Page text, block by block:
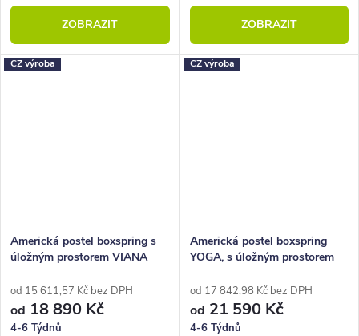
ZOBRAZIT ZOBRAZIT
CZ výroba
Americká postel boxspring s
úložným prostorem VIANA
od 15 611,57 Kč bez DPH
od 18 890 Kč
4-6 Týdnů
CZ výroba
Americká postel boxspring
YOGA, s úložným prostorem
od 17 842,98 Kč bez DPH
od 21 590 Kč
4-6 Týdnů